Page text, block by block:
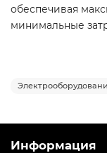
обеспечивая
минимальные
Информация